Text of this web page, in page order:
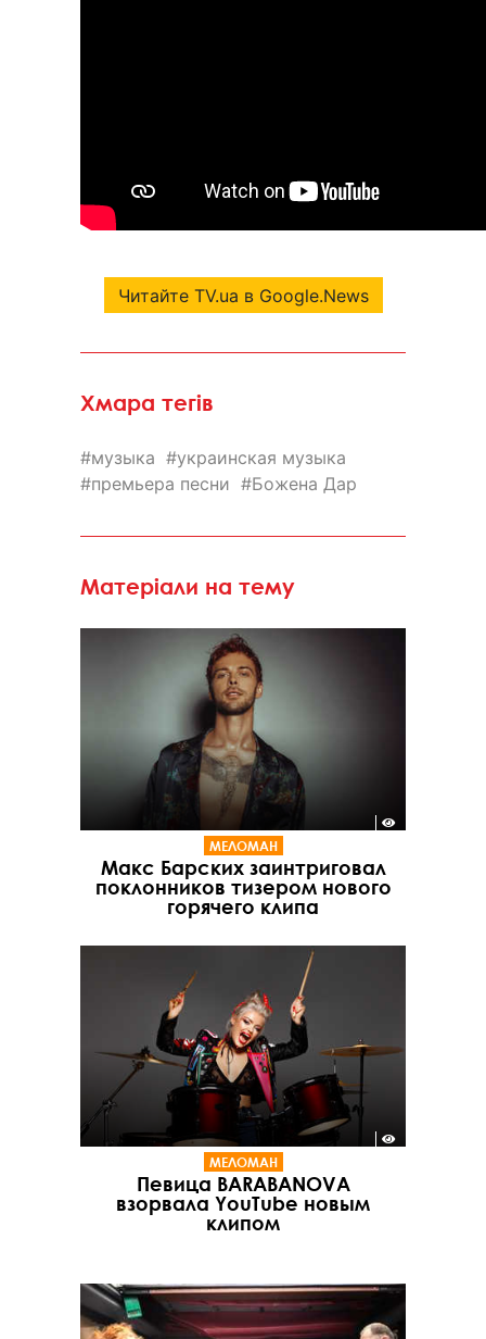
Читайте TV.ua в Google.News
Хмара тегів
музыка
украинская музыка
премьера песни
Божена Дар
Матеріали на тему
МЕЛОМАН
Макс Барских заинтриговал
поклонников тизером нового
горячего клипа
МЕЛОМАН
Певица BARABANOVA
взорвала YouTube новым
клипом